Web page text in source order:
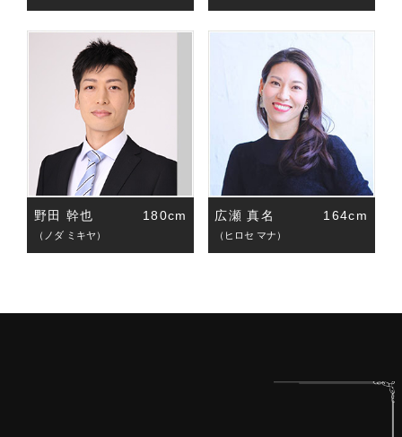
野田 幹也
（ノダ ミキヤ）
180cm 広瀬 真名
（ヒロセ マナ）
164cm